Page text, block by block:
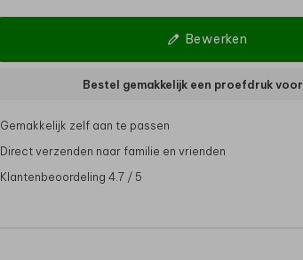
Bewerken
Bestel gemakkelijk een proefdruk voor
Gemakkelijk zelf aan te passen
Direct verzenden naar familie en vrienden
Klantenbeoordeling 4.7 / 5